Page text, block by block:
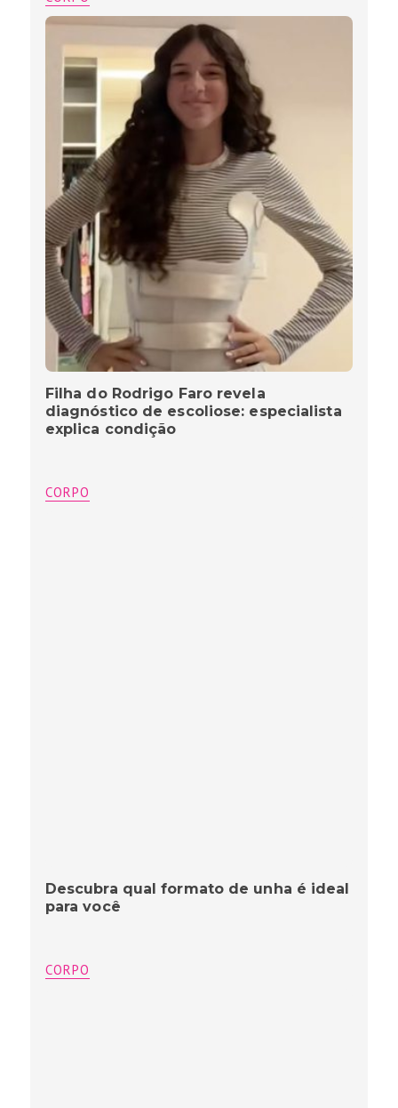
Filha do Rodrigo Faro revela
diagnóstico de escoliose: especialista
explica condição
CORPO
Descubra qual formato de unha é ideal
para você
CORPO